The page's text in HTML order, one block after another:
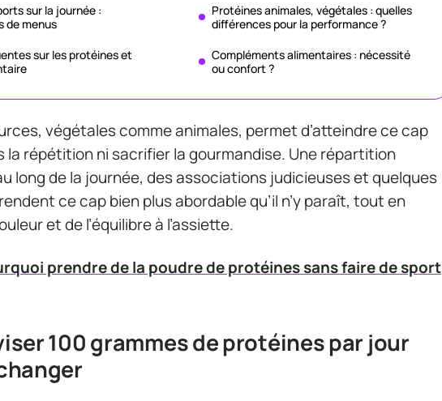
sur la journée :
de menus
sur les protéines et
Protéines animales, végétales : quelles
différences pour la performance ?
Compléments alimentaires : nécessité
ou confort ?
végétales comme animales, permet d’atteindre ce cap
la répétition ni sacrifier la gourmandise. Une répartition
long de la journée, des associations judicieuses et quelques
ce cap bien plus abordable qu’il n’y paraît, tout en
et de l’équilibre à l’assiette.
prendre de la poudre de protéines sans faire de sport
100 grammes de protéines par jour